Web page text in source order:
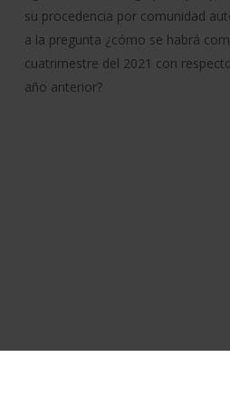
su procedencia por comunidad
a la pregunta ¿cómo se habrá
cuatrimestre del 2021 con
año anterior?